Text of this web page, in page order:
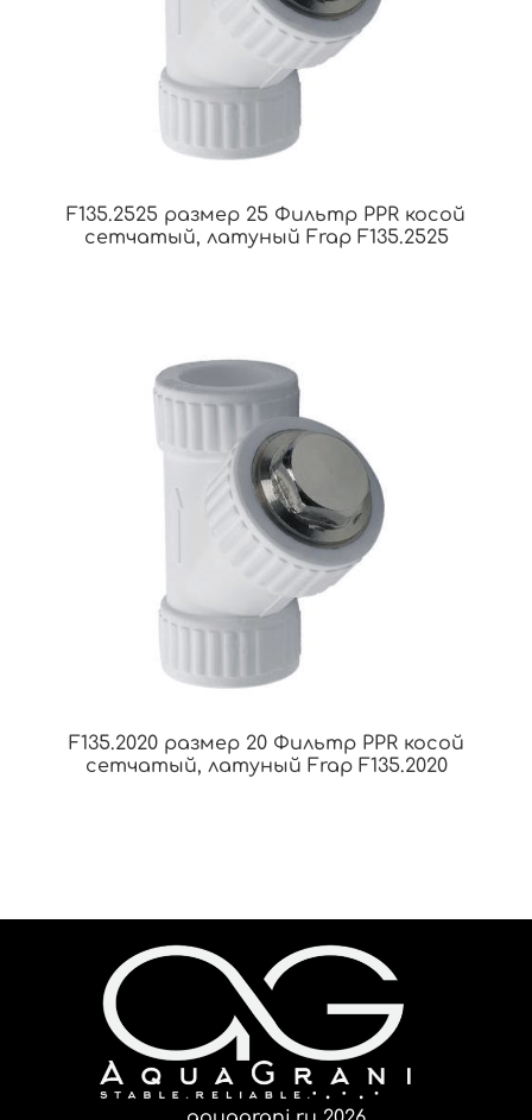
F135.2525 размер 25 Фильтр PPR косой
сетчатый, латуный Frap F135.2525
F135.2020 размер 20 Фильтр PPR косой
сетчатый, латуный Frap F135.2020